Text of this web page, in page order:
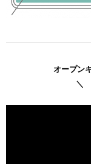
オープン
＼